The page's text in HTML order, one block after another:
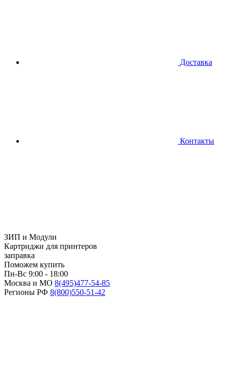
Доставка
Контакты
ЗИП и Модули
Картриджи для принтеров
заправка
Поможем купить
Пн-Вс 9:00 - 18:00
Москва и МО 8(495)477-54-85
Регионы РФ 8(800)550-51-42